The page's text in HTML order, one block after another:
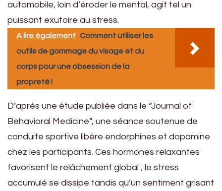
automobile, loin d’éroder le mental, agit tel un
puissant exutoire au stress.
A lire également Comment utiliser les
outils de gommage du visage et du
corps pour une obsession de la
propreté !
D’après une étude publiée dans le “Journal of
Behavioral Medicine”, une séance soutenue de
conduite sportive libère endorphines et dopamine
chez les participants. Ces hormones relaxantes
favorisent le relâchement global ; le stress
accumulé se dissipe tandis qu’un sentiment grisant